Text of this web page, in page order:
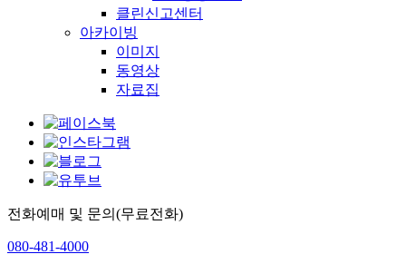
클린신고센터
아카이빙
이미지
동영상
자료집
전화예매 및 문의(무료전화)
080-481-4000